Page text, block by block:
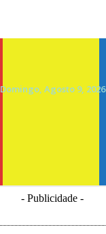
Domingo, Agosto 9, 2026
- Publicidade -